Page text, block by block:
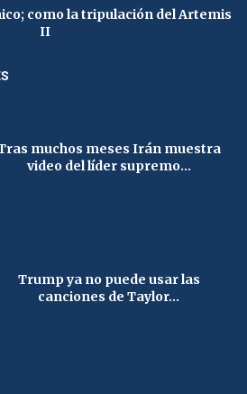
como la tripulación del Artemis
II
muchos meses Irán muestra
video del líder supremo...
Trump ya no puede usar las
canciones de Taylor...